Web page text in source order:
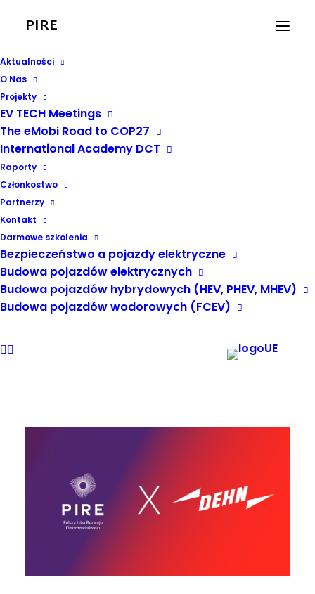
PIRE
Aktualności
O Nas
Projekty
EV TECH Meetings
The eMobi Road to COP27
International Academy DCT
Raporty
Członkostwo
Partnerzy
Kontakt
Darmowe szkolenia
Bezpieczeństwo a pojazdy elektryczne
Budowa pojazdów elektrycznych
Budowa pojazdów hybrydowych (HEV, PHEV, MHEV)
Budowa pojazdów wodorowych (FCEV)
DEHN Polska
Członkiem
Wspierającym PIRE